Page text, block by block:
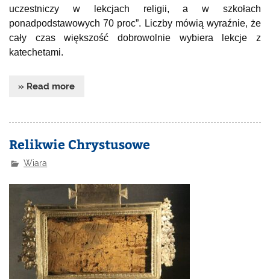
uczestniczy w lekcjach religii, a w szkołach
ponadpodstawowych 70 proc”. Liczby mówią wyraźnie, że
cały czas większość dobrowolnie wybiera lekcje z
katechetami.
» Read more
Relikwie Chrystusowe
Wiara